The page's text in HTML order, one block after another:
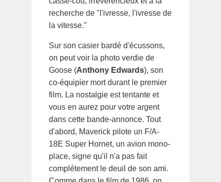
recherche de "l'ivresse, l'ivresse de
la vitesse."
Sur son casier bardé d'écussons,
on peut voir la photo verdie de
Goose (Anthony Edwards), son
co-équipier mort durant le premier
film. La nostalgie est tentante et
vous en aurez pour votre argent
dans cette bande-annonce. Tout
d'abord, Maverick pilote un F/A-
18E Super Hornet, un avion mono-
place, signe qu'il n'a pas fait
complétement le deuil de son ami.